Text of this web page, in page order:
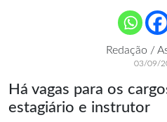
Redação /
03/09/
Há vagas para os
estagiário e instrutor